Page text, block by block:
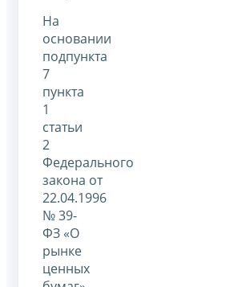
На
основании
подпункта
7
пункта
1
статьи
2
Федерального
закона от
22.04.1996
№ 39-
ФЗ «О
рынке
ценных